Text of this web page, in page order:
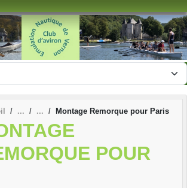
Montage Remorque pour Paris
POUR